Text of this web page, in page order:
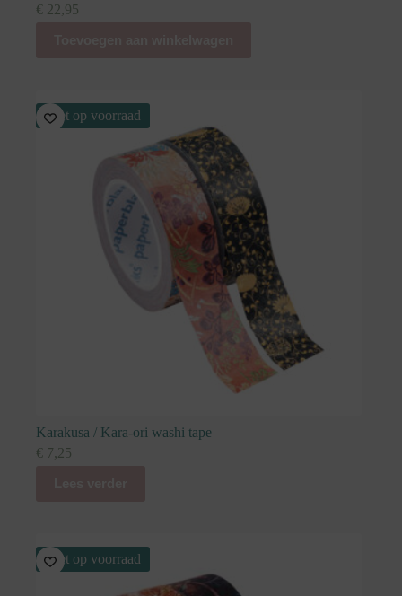
€ 22,95
Niet op voorraad
Karakusa / Kara-ori washi tape
€ 7,25
Niet op voorraad